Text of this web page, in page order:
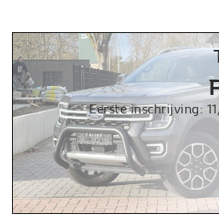
Eerste inschrijving: